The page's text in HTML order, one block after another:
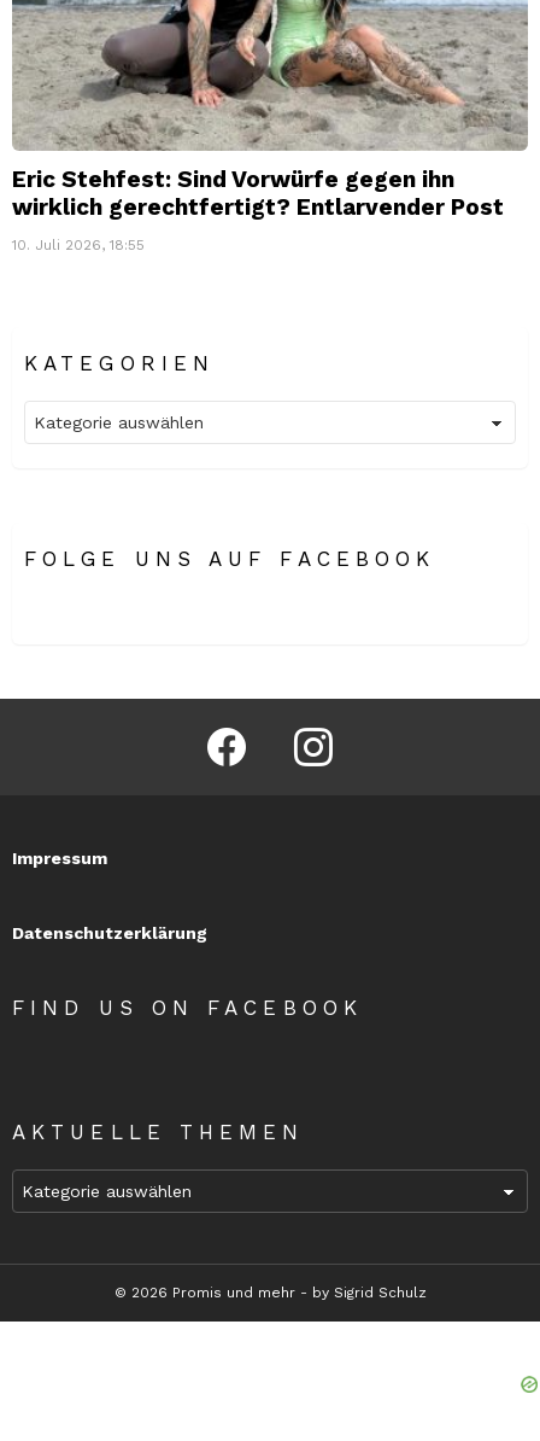
Eric Stehfest: Sind Vorwürfe gegen ihn
wirklich gerechtfertigt? Entlarvender Post
10. Juli 2026, 18:55
KATEGORIEN
FOLGE UNS AUF FACEBOOK
facebook instagram
Impressum
Datenschutzerklärung
FIND US ON FACEBOOK
AKTUELLE THEMEN
Themen
© 2026 Promis und mehr - by Sigrid Schulz